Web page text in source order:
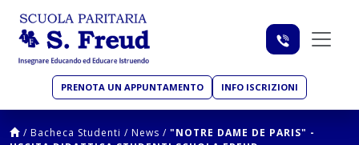
PRENOTA UN APPUNTAMENTO INFO ISCRIZIONI
/ Bacheca Studenti / News / "NOTRE DAME DE PARIS" -